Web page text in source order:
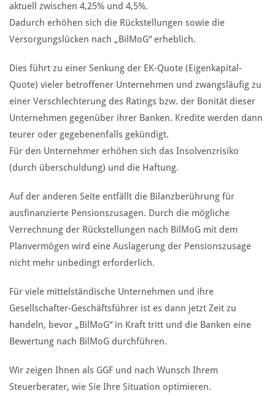
aktuell zwischen 4,25% und 4,5%.
Dadurch erhöhen sich die Rückstellungen sowie die
Versorgungslücken nach „BilMoG“ erheblich.
Dies führt zu einer Senkung der EK-Quote (Eigenkapital-
Quote) vieler betroffener Unternehmen und zwangsläufig zu
einer Verschlechterung des Ratings bzw. der Bonität dieser
Unternehmen gegenüber ihrer Banken. Kredite werden dann
teurer oder gegebenenfalls gekündigt.
Für den Unternehmer erhöhen sich das Insolvenzrisiko
(durch überschuldung) und die Haftung.
Auf der anderen Seite entfällt die Bilanzberührung für
ausfinanzierte Pensionszusagen. Durch die mögliche
Verrechnung der Rückstellungen nach BilMoG mit dem
Planvermögen wird eine Auslagerung der Pensionszusage
nicht mehr unbedingt erforderlich.
Für viele mittelständische Unternehmen und ihre
Gesellschafter-Geschäftsführer ist es dann jetzt Zeit zu
handeln, bevor „BilMoG“ in Kraft tritt und die Banken eine
Bewertung nach BilMoG durchführen.
Wir zeigen Ihnen als GGF und nach Wunsch Ihrem
Steuerberater, wie Sie Ihre Situation optimieren.